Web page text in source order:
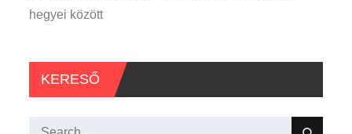
hegyei között
KERESŐ
Search